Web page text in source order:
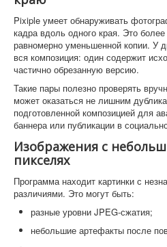
Pixiple умеет обнаруживать
кадра вдоль одного края. Это
равномерно уменьшенной копии. У
вся композиция: один содержит
частично обрезанную версию.
Такие пары полезно проверять
может оказаться не лишним
подготовленной композицией для
баннера или публикации в
Изображения с
пикселях
Программа находит картинки с
различиями. Это могут быть:
разные уровни JPEG-сжатия;
небольшие артефакты после